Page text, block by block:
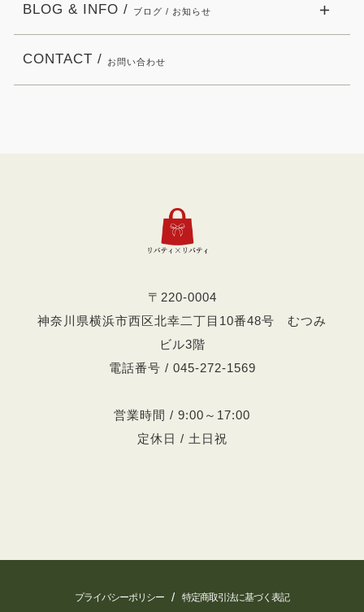
〒220-0004
神奈川県横浜市西区北幸二丁目10番48号 むつみ
ビル3階
電話番号 / 045-272-1569
営業時間 / 9:00～17:00
定休日 / 土日祝
BLOG & INFO / ブログ / お知らせ
CONTACT / お問い合わせ
プライバシーポリシー / 特定商取引法に基づく表記